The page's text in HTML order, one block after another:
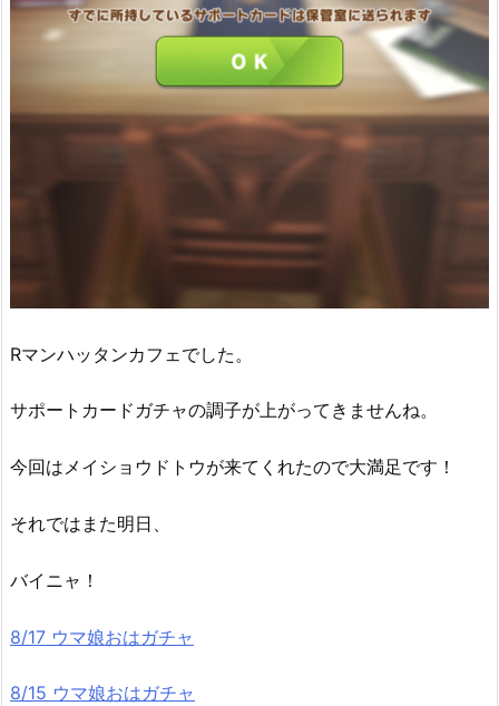
Rマンハッタンカフェでした。
サポートカードガチャの調子が上がってきませんね。
今回はメイショウドトウが来てくれたので大満足です！
それではまた明日、
バイニャ！
8/17 ウマ娘おはガチャ
8/15 ウマ娘おはガチャ